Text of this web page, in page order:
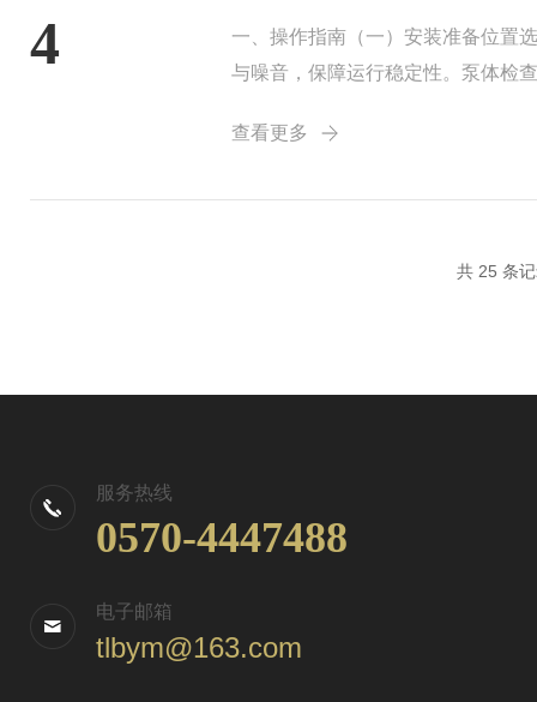
4
一、操作指南（一）安装准备位置
与噪音，保障运行稳定性。泵体检
局，尽量减少弯头、...
查看更多
共 25 条
服务热线
0570-4447488
电子邮箱
tlbym@163.com